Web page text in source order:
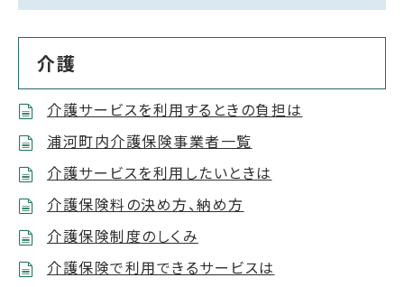
介護
介護サービスを利用するときの負担は
浦河町内介護保険事業者一覧
介護サービスを利用したいときは
介護保険料の決め方、納め方
介護保険制度のしくみ
介護保険で利用できるサービスは